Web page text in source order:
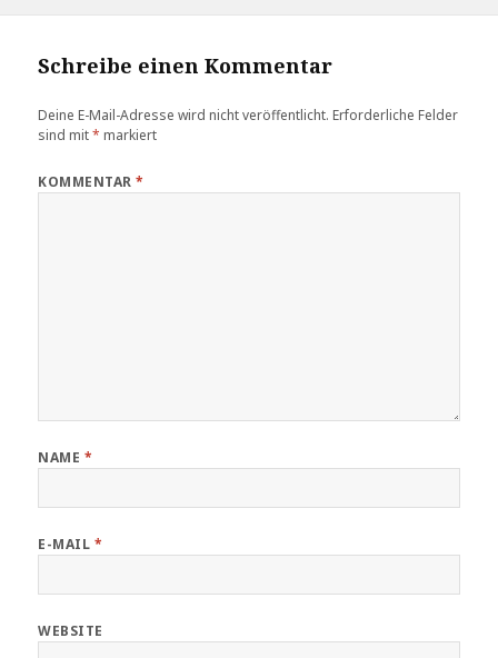
Schreibe einen Kommentar
Deine E-Mail-Adresse wird nicht veröffentlicht. Erforderliche Felder
sind mit* markiert
KOMMENTAR*
NAME *
E-MAIL *
WEBSITE